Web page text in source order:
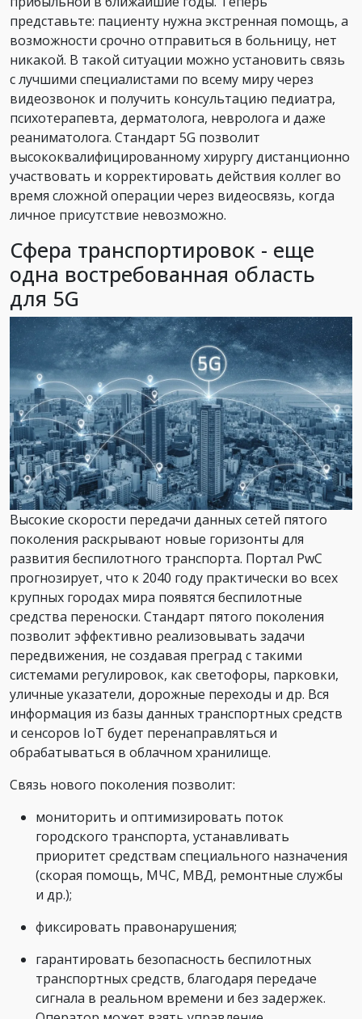
представьте: пациенту нужна экстренная помощь, а
возможности срочно отправиться в больницу, нет
никакой. В такой ситуации можно установить связь
с лучшими специалистами по всему миру через
видеозвонок и получить консультацию педиатра,
психотерапевта, дерматолога, невролога и даже
реаниматолога. Стандарт 5G позволит
высококвалифицированному хирургу дистанционно
участвовать и корректировать действия коллег во
время сложной операции через видеосвязь, когда
личное присутствие невозможно.
Сфера транспортировок - еще
одна востребованная область
для 5G
Высокие скорости передачи данных сетей пятого
поколения раскрывают новые горизонты для
развития беспилотного транспорта. Портал PwC
прогнозирует, что к 2040 году практически во всех
крупных городах мира появятся беспилотные
средства переноски. Стандарт пятого поколения
позволит эффективно реализовывать задачи
передвижения, не создавая преград с такими
системами регулировок, как светофоры, парковки,
уличные указатели, дорожные переходы и др. Вся
информация из базы данных транспортных средств
и сенсоров IoT будет перенаправляться и
обрабатываться в облачном хранилище.
Связь нового поколения позволит:
мониторить и оптимизировать поток
городского транспорта, устанавливать
приоритет средствам специального назначения
(скорая помощь, МЧС, МВД, ремонтные службы
и др.);
фиксировать правонарушения;
гарантировать безопасность беспилотных
транспортных средств, благодаря передаче
сигнала в реальном времени и без задержек.